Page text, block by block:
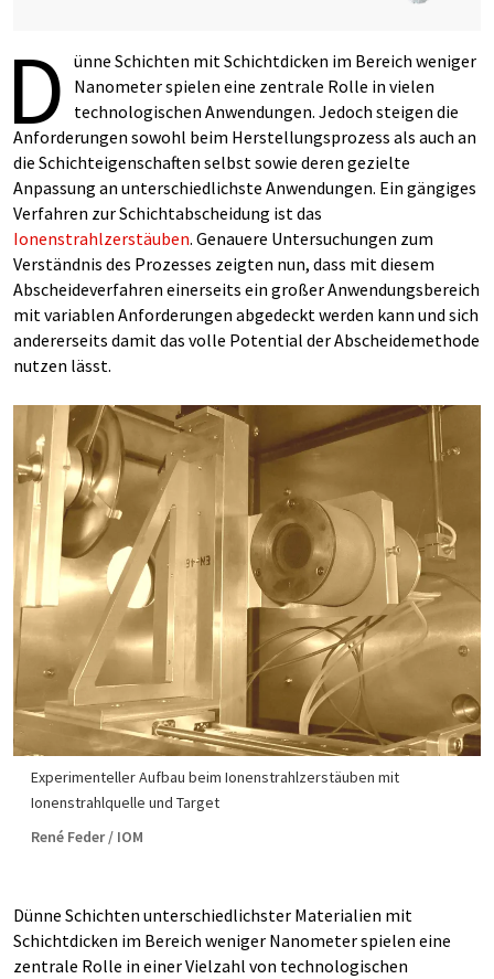
D ünne Schichten mit Schichtdicken im Bereich weniger
Nanometer spielen eine zentrale Rolle in vielen
technologischen Anwendungen. Jedoch steigen die
Anforderungen sowohl beim Herstellungsprozess als auch an
die Schichteigenschaften selbst sowie deren gezielte
Anpassung an unterschiedlichste Anwendungen. Ein gängiges
Verfahren zur Schichtabscheidung ist das
Ionenstrahlzerstäuben. Genauere Untersuchungen zum
Verständnis des Prozesses zeigten nun, dass mit diesem
Abscheideverfahren einerseits ein großer Anwendungsbereich
mit variablen Anforderungen abgedeckt werden kann und sich
andererseits damit das volle Potential der Abscheidemethode
nutzen lässt.
Experimenteller Aufbau beim Ionenstrahlzerstäuben mit
Ionenstrahlquelle und Target
René Feder / IOM
Dünne Schichten unterschiedlichster Materialien mit
Schichtdicken im Bereich weniger Nanometer spielen eine
zentrale Rolle in einer Vielzahl von technologischen